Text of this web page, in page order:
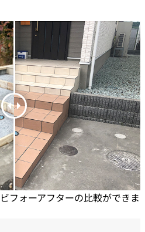
フォーアフターの比較ができま